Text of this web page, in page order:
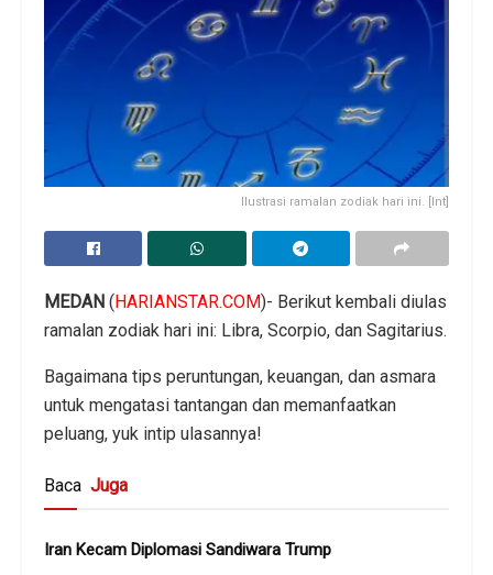
Ilustrasi ramalan zodiak hari ini. [Int]
MEDAN (HARIANSTAR.COM)- Berikut kembali diulas
ramalan zodiak hari ini: Libra, Scorpio, dan Sagitarius.
Bagaimana tips peruntungan, keuangan, dan asmara
untuk mengatasi tantangan dan memanfaatkan
peluang, yuk intip ulasannya!
Baca Juga
Iran Kecam Diplomasi Sandiwara Trump